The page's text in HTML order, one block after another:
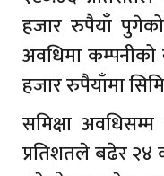
हजार रुपैयाँ
अवधिमा
हजार रुपैयाँमा
समिक्षा
प्रतिशतले बढेर २४